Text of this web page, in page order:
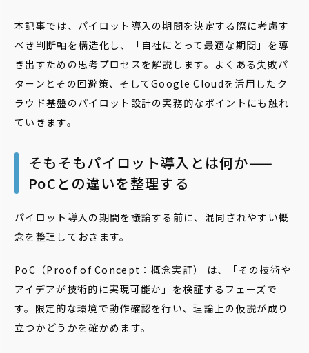
本記事では、パイロット導入の期間を決定する際に考慮す
べき判断軸を構造化し、「自社にとって最適な期間」を導
き出すための思考プロセスを解説します。よくある失敗パ
ターンとその回避策、そしてGoogle Cloudを活用したク
ラウド基盤のパイロット設計の実務的なポイントにも触れ
ていきます。
そもそもパイロット導入とは何か——
PoCとの違いを整理する
パイロット導入の期間を議論する前に、混同されやすい概
念を整理しておきます。
PoC（Proof of Concept：概念実証） は、「その技術や
アイデアが技術的に実現可能か」を検証するフェーズで
す。限定的な環境で動作確認を行い、理論上の仮説が成り
立つかどうかを確かめます。